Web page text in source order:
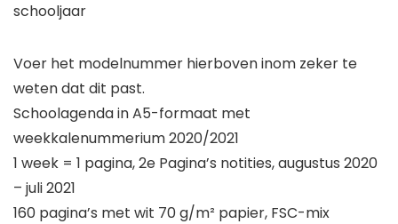
schooljaar
Voer het modelnummer hierboven inom zeker te
weten dat dit past.
Schoolagenda in A5-formaat met
weekkalenummerium 2020/2021
1 week = 1 pagina, 2e Pagina’s notities, augustus 2020
– juli 2021
160 pagina’s met wit 70 g/m² papier, FSC-mix